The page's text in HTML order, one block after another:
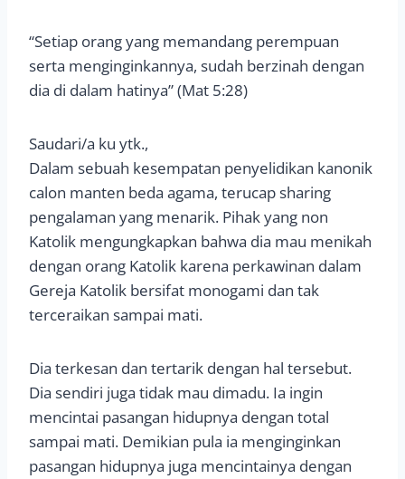
“Setiap orang yang memandang perempuan
serta menginginkannya, sudah berzinah dengan
dia di dalam hatinya” (Mat 5:28)
Saudari/a ku ytk.,
Dalam sebuah kesempatan penyelidikan kanonik
calon manten beda agama, terucap sharing
pengalaman yang menarik. Pihak yang non
Katolik mengungkapkan bahwa dia mau menikah
dengan orang Katolik karena perkawinan dalam
Gereja Katolik bersifat monogami dan tak
terceraikan sampai mati.
Dia terkesan dan tertarik dengan hal tersebut.
Dia sendiri juga tidak mau dimadu. Ia ingin
mencintai pasangan hidupnya dengan total
sampai mati. Demikian pula ia menginginkan
pasangan hidupnya juga mencintainya dengan